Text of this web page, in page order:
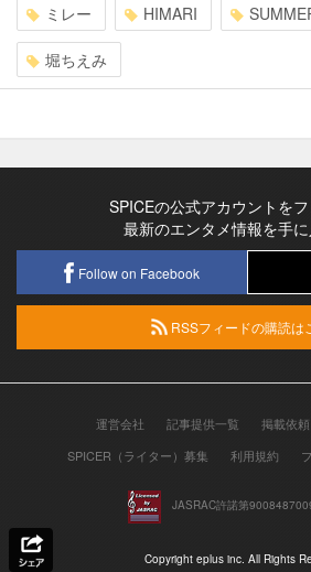
ミレー HIMARI
堀ちえみ
SPICEの公式アカウントを
最新のエンタメ情報を手
Follow on Facebook
RSSフィードの購読は
運営会社 記事提供一覧
掲載依
SPICER（ライター）募集
利用規約
JASRAC許諾第
Copyright eplus inc. All Rights